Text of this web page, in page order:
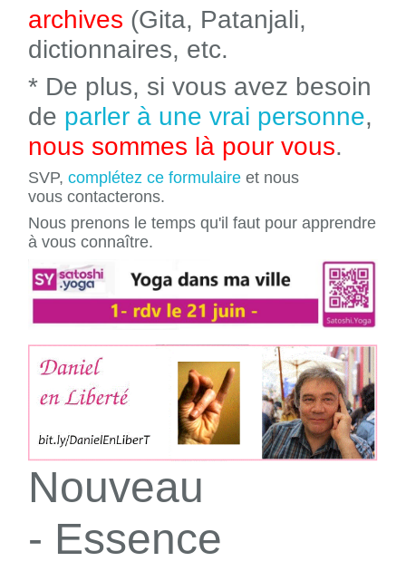
archives (Gita, Patanjali,
dictionnaires, etc.
* De plus, si vous avez besoin
de parler à une vrai personne,
nous sommes là pour vous.
SVP, complétez ce formulaire et nous
vous contacterons.
Nous prenons le temps qu'il faut pour apprendre
à vous connaître.
Nouveau
- Essence